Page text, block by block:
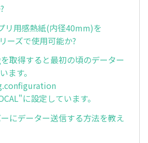
リ用感熱紙(内径40mm)を
ーズで使用可能か?
取得すると最初の頃のデーター
ます。
に設定しています。
にデーター送信する方法を教え